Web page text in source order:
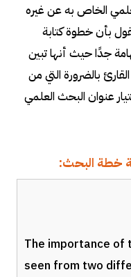
الخاص به عن غيره
بأن خطوة كتابة
جدًا حيث أنها تبين
بالضرورة التي من
عنوان البحث العلمي
خطة البحث:
The importance of
seen from two